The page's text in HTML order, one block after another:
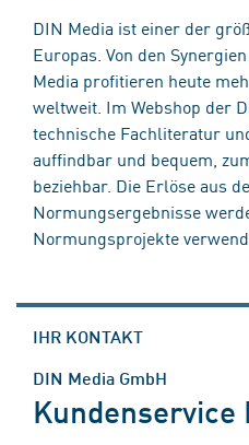
DIN Media ist einer der
Europas. Von den
Media profitieren heute
weltweit. Im Webshop der
technische Fachliteratur
auffindbar und bequem,
beziehbar. Die Erlöse aus
Normungsergebnisse
Normungsprojekte
IHR KONTAKT
DIN Media GmbH
Kundenservice